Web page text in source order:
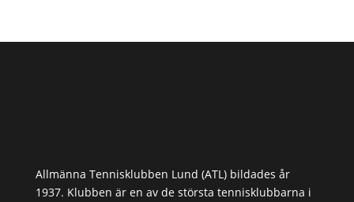
Allmänna Tennisklubben Lund (ATL) bildades år
1937. Klubben är en av de största tennisklubbarna i